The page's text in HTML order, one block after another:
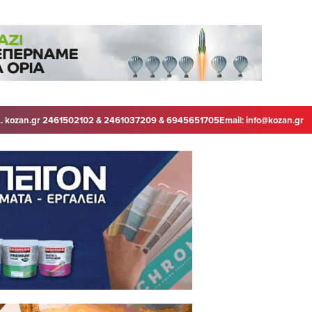
kozan.gr 2461502102 & 2461037209 & 6945651705Email:info@kozan.gr